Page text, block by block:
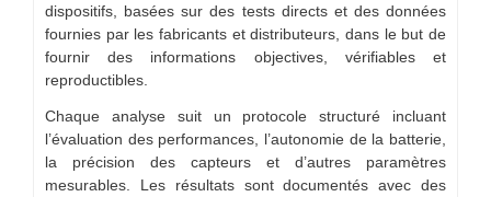
dispositifs, basées sur des tests directs et des données
fournies par les fabricants et distributeurs, dans le but de
fournir des informations objectives, vérifiables et
reproductibles.
Chaque analyse suit un protocole structuré incluant
l’évaluation des performances, l’autonomie de la batterie,
la précision des capteurs et d’autres paramètres
mesurables. Les résultats sont documentés avec des